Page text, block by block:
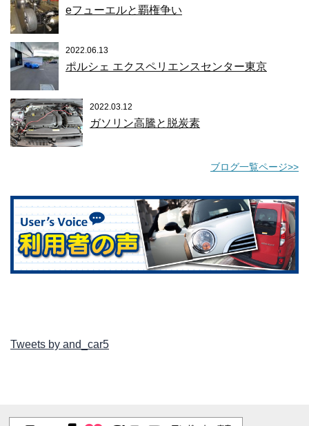
eフューエルと覇権争い
2022.06.13
ポルシェ エクスペリエンスセンター東京
2022.03.12
ガソリン高騰と脱炭素
ブログ一覧ページ>>
Tweets by and_car5